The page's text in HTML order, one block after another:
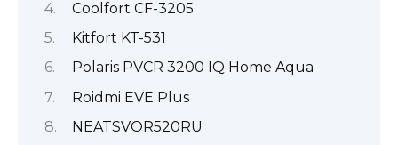
Coolfort CF-3205
Kitfort KT-531
Polaris PVCR 3200 IQ Home Aqua
Roidmi EVE Plus
NEATSVOR520RU